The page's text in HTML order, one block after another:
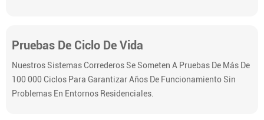
Pruebas De Ciclo De Vida
Nuestros Sistemas Correderos Se Someten A Pruebas De Más De
100 000 Ciclos Para Garantizar Años De Funcionamiento Sin
Problemas En Entornos Residenciales.